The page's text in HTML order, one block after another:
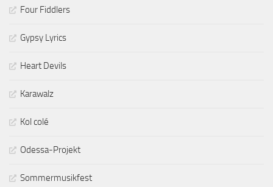
Four Fiddlers
Gypsy Lyrics
Heart Devils
Karawalz
Kol colé
Odessa-Projekt
Sommermusikfest